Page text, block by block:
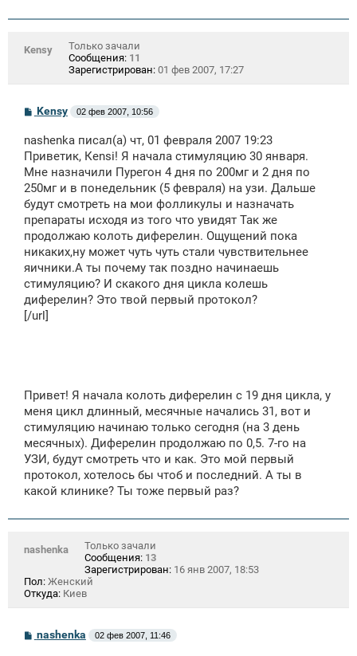
Kensy
Только зачали
Сообщения: 11
Зарегистрирован: 01 фев 2007, 17:27
С
б
щ
е
н
и
Kensy 02 фев 2007, 10:56
nashenka писал(а) чт, 01 февраля 2007 19:23
Приветик, Кensi! Я начала стимуляцию 30 января.
Мне назначили Пурегон 4 дня по 200мг и 2 дня по
250мг и в понедельник (5 февраля) на узи. Дальше
будут смотреть на мои фолликулы и назначать
препараты исходя из того что увидят Так же
продолжаю колоть диферелин. Ощущений пока
никаких,ну может чуть чуть стали чувствительнее
яичники.А ты почему так поздно начинаешь
стимуляцию? И скакого дня цикла колешь
диферелин? Это твой первый протокол?
[/url]
Привет! Я начала колоть диферелин с 19 дня цикла, у
меня цикл длинный, месячные начались 31, вот и
стимуляцию начинаю только сегодня (на 3 день
месячных). Диферелин продолжаю по 0,5. 7-го на
УЗИ, будут смотреть что и как. Это мой первый
протокол, хотелось бы чтоб и последний. А ты в
какой клинике? Ты тоже первый раз?
nashenka
Только зачали
Сообщения: 13
Зарегистрирован: 16 янв 2007, 18:53
Пол: Женский
Откуда: Киев
Сnashenka 02 фев 2007, 11:46